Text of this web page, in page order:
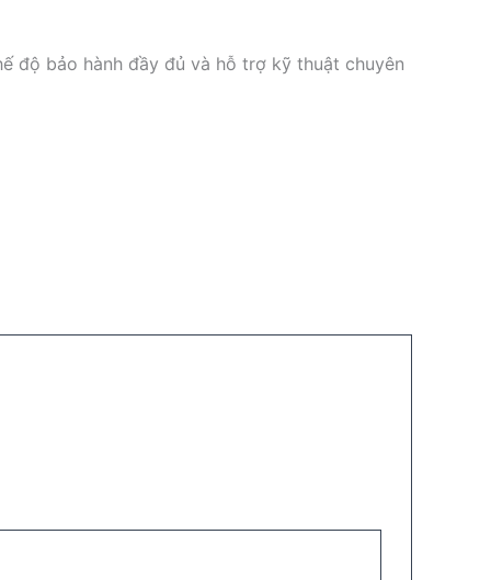
độ bảo hành đầy đủ và hỗ trợ kỹ thuật chuyên